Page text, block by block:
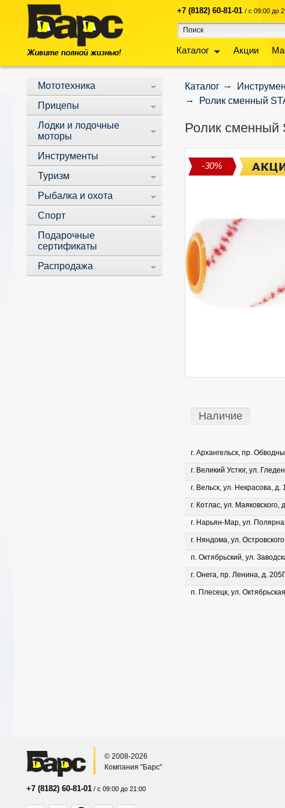
+7 (8182) 60-81-01 / с 09:00 до
Каталог Акции
Мототехника
Прицепы
Лодки и лодочные
моторы
Инструменты
Туризм
Рыбалка и охота
Спорт
Подарочные
сертификаты
Распродажа
Каталог
Ролик сменный
Ролик сменный
-30%
Наличие
г. Архангельск, пр.
г. Великий Устюг, ул.
г. Вельск, ул. Некрасова, д.
г. Котлас, ул. Маяковского,
г. Нарьян-Мар, ул.
г. Няндома, ул.
п. Октябрьский, ул.
г. Онега, пр. Ленина, д.
п. Плесецк, ул.
© 2008-2026
Компания "Барс"
+7 (8182) 60-81-01 / с 09:00 до 21:00